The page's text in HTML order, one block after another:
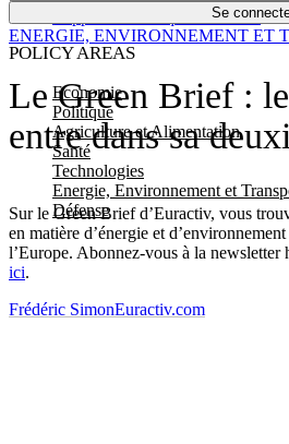
Se
POLICY AREAS
Economie
Politique
Agriculture et Alimentation
Santé
Technologies
Energie, Environnement et
Défense
Économie
Le Green Brief :
entre dans sa
Sur le Green Brief d’Euractiv, vous
en matière d’énergie et
l’Europe. Abonnez-vous à la newsletter
ici.
ENERGIE, ENVIRONNEMENT ET
Frédéric SimonEuractiv.com